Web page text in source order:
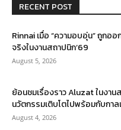
RECENT POST
Rinnai เมื่อ “ความอบอุ่น” ถูกอ
จริงในงานสถาปนิก’69
August 5, 2026
ย้อนชมเรื่องราว Aluzat ในงาน
นวัตกรรมเติบโตไปพร้อมกับกาล
August 4, 2026